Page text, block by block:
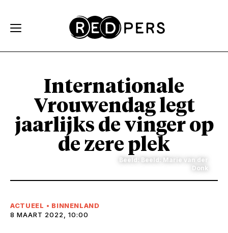
Internationale
Vrouwendag legt
jaarlijks de vinger op
de zere plek
Beeld: Beeld: Marie van der
Donk
ACTUEEL • BINNENLAND
8 MAART 2022, 10:00